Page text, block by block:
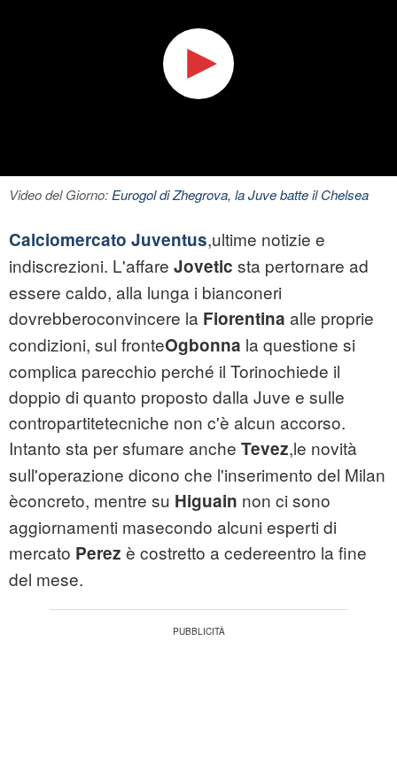
Video del Giorno: Eurogol di Zhegrova, la Juve batte il Chelsea
Calciomercato Juventus,ultime notizie e
indiscrezioni. L'affare Jovetic sta pertornare ad
essere caldo, alla lunga i bianconeri
dovrebberoconvincere la Fiorentina alle proprie
condizioni, sul fronteOgbonna la questione si
complica parecchio perché il Torinochiede il
doppio di quanto proposto dalla Juve e sulle
contropartitetecniche non c'è alcun accorso.
Intanto sta per sfumare anche Tevez,le novità
sull'operazione dicono che l'inserimento del Milan
èconcreto, mentre su Higuain non ci sono
aggiornamenti masecondo alcuni esperti di
mercato Perez è costretto a cedereentro la fine
del mese.